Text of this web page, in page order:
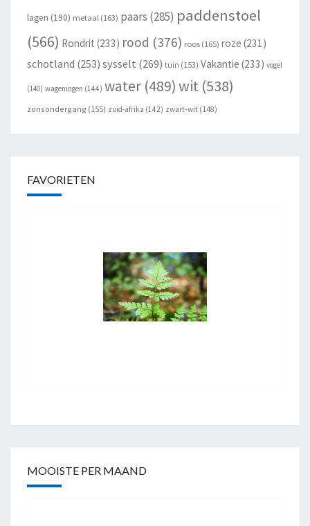
lagen (190) metaal (163) paars (285) paddenstoel
(566) Rondrit (233) rood (376) roos (165) roze (231)
schotland (253) sysselt (269) tuin (153) Vakantie (233) vogel
(140) wageningen (144) water (489)wit (538)
zonsondergang (155) zuid-afrika (142) zwart-wit (148)
FAVORIETEN
MOOISTE PER MAAND